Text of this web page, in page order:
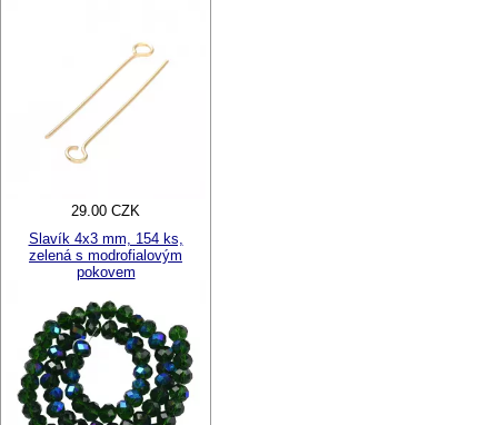
29.00 CZK
Slavík 4x3 mm, 154 ks,
zelená s modrofialovým
pokovem